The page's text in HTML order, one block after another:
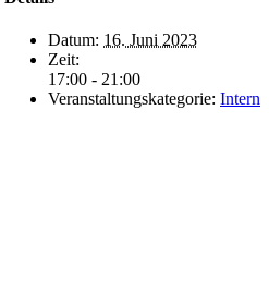
Datum: 16. Juni 2023
Zeit:
17:00 - 21:00
Veranstaltungskategorie: Intern